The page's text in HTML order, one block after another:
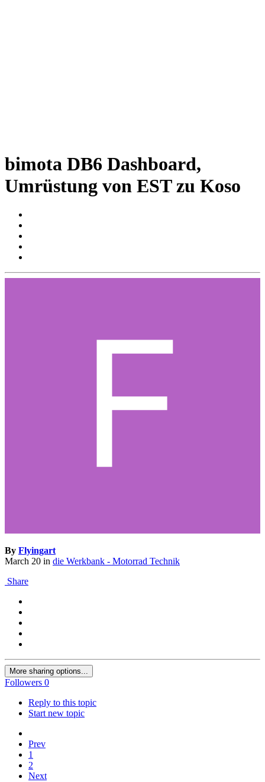
bimota DB6 Dashboard,
Umrüstung von EST zu Koso
By Flyingart
March 20 in die Werkbank - Motorrad Technik
Share
More sharing options...
Followers 0
Reply to this topic
Start new topic
Prev
1
2
Next